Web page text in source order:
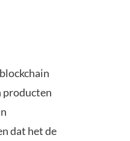
producten
dat het de